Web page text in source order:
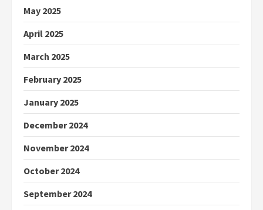
May 2025
April 2025
March 2025
February 2025
January 2025
December 2024
November 2024
October 2024
September 2024